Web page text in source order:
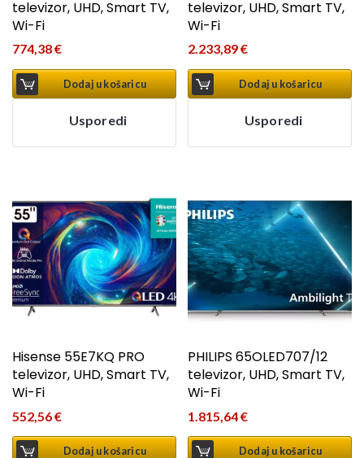
televizor, UHD, Smart TV,
Wi-Fi
774,38€
Dodaj u košaricu
Usporedi
televizor, UHD, Smart TV,
Wi-Fi
2.233,89€
Dodaj u košaricu
Usporedi
Hisense 55E7KQ PRO
televizor, UHD, Smart TV,
Wi-Fi
552,56€
Dodaj u košaricu
PHILIPS 65OLED707/12
televizor, UHD, Smart TV,
Wi-Fi
1.815,64€
Dodaj u košaricu